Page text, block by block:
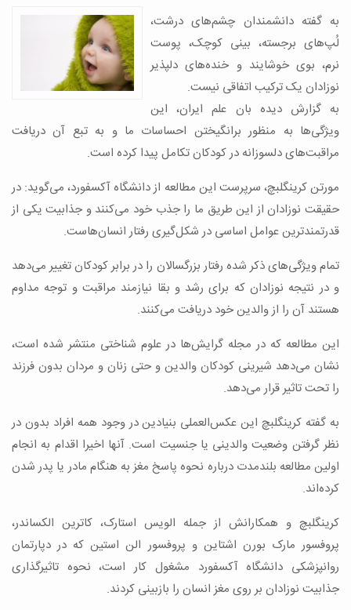
به گفته دانشمندان چشم‌های درشت،
لُپ‌های برجسته، بینی کوچک، پوست
نرم، بوی خوشایند و خنده‌های دلپذیر
نوزادان یک ترکیب اتفاقی نیست.
به گزارش دیده بان علم ایران، این
ویژگی‌ها به منظور برانگیختن احساسات ما و به تبع آن دریافت
مراقبت‌های دلسوزانه در کودکان تکامل پیدا کرده است.
مورتن کرینگلبچ، سرپرست این مطالعه از دانشگاه آکسفورد، می‌گوید: در
حقیقت نوزادان از این طریق ما را جذب خود می‌کنند و جذابیت یکی از
قدرتمندترین عوامل اساسی در شکل‌گیری رفتار انسان‌هاست.
تمام ویژگی‌های ذکر شده رفتار بزرگسالان را در برابر کودکان تغییر می‌دهد
و در نتیجه نوزادان که برای رشد و بقا نیازمند مراقبت و توجه مداوم
هستند آن را از والدین خود دریافت می‌کنند.
این مطالعه که در مجله گرایش‌ها در علوم شناختی منتشر شده است،
نشان می‌دهد شیرینی کودکان والدین و حتی زنان و مردان بدون فرزند
را تحت تاثیر قرار می‌دهد.
به گفته کرینگلبچ این عکس‌العملی بنیادین در وجود همه افراد بدون در
نظر گرفتن وضعیت والدینی یا جنسیت است. آنها اخیرا اقدام به انجام
اولین مطالعه بلندمدت درباره نحوه پاسخ مغز به هنگام مادر یا پدر شدن
کرده‌اند.
کرینگلبچ و همکارانش از جمله الویس استارک، کاترین الکساندر،
پروفسور مارک بورن اشتاین و پروفسور الن استین که در دپارتمان
روانپزشکی دانشگاه آکسفورد مشغول کار است، نحوه تاثیرگذاری
جذابیت نوزادان بر روی مغز انسان را بازبینی کردند.